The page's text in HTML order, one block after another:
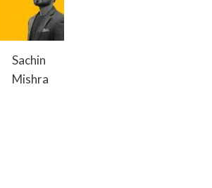
Sachin
Mishra